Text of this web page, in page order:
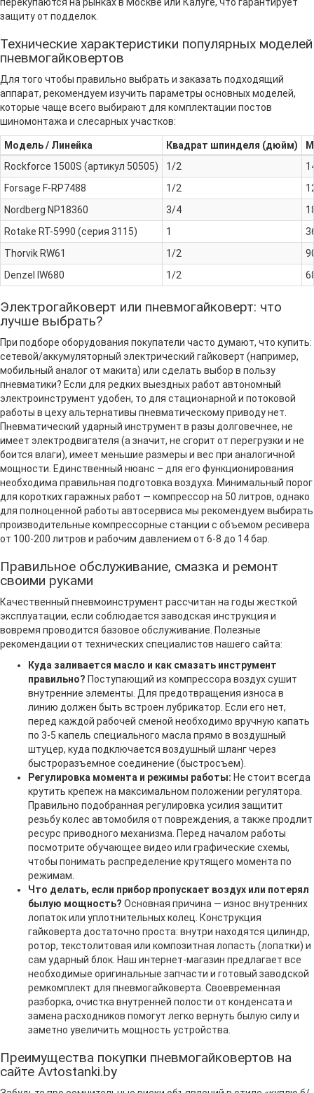
защиту от подделок.
Технические характеристики популярных моделей
пневмогайковертов
Для того чтобы правильно выбрать и заказать подходящий
аппарат, рекомендуем изучить параметры основных моделей,
которые чаще всего выбирают для комплектации постов
шиномонтажа и слесарных участков:
Модель / Линейка Квадрат шпинделя (дюйм)
Rockforce 1500S (артикул 50505)
1/2
Forsage F-RP7488
1/2
Nordberg NP18360
3/4
Rotake RT-5990 (серия 3115)
1
Thorvik RW61
1/2
Denzel IW680
1/2
Электрогайковерт или пневмогайковерт: что
лучше выбрать?
При подборе оборудования покупатели часто думают, что купить:
сетевой/аккумуляторный электрический гайковерт (например,
мобильный аналог от макита) или сделать выбор в пользу
пневматики? Если для редких выездных работ автономный
электроинструмент удобен, то для стационарной и потоковой
работы в цеху альтернативы пневматическому приводу нет.
Пневматический ударный инструмент в разы долговечнее, не
имеет электродвигателя (а значит, не сгорит от перегрузки и не
боится влаги), имеет меньшие размеры и вес при аналогичной
мощности. Единственный нюанс – для его функционирования
необходима правильная подготовка воздуха. Минимальный порог
для коротких гаражных работ — компрессор на 50 литров, однако
для полноценной работы автосервиса мы рекомендуем выбирать
производительные компрессорные станции с объемом ресивера
от 100-200 литров и рабочим давлением от 6-8 до 14 бар.
Правильное обслуживание, смазка и ремонт
своими руками
Качественный пневмоинструмент рассчитан на годы жесткой
эксплуатации, если соблюдается заводская инструкция и
вовремя проводится базовое обслуживание. Полезные
рекомендации от технических специалистов нашего сайта:
Куда заливается масло и как смазать инструмент
правильно? Поступающий из компрессора воздух сушит
внутренние элементы. Для предотвращения износа в
линию должен быть встроен лубрикатор. Если его нет,
перед каждой рабочей сменой необходимо вручную капать
по 3-5 капель специального масла прямо в воздушный
штуцер, куда подключается воздушный шланг через
быстроразъемное соединение (быстросъем).
Регулировка момента и режимы работы: Не стоит всегда
крутить крепеж на максимальном положении регулятора.
Правильно подобранная регулировка усилия защитит
резьбу колес автомобиля от повреждения, а также продлит
ресурс приводного механизма. Перед началом работы
посмотрите обучающее видео или графические схемы,
чтобы понимать распределение крутящего момента по
режимам.
Что делать, если прибор пропускает воздух или потерял
былую мощность? Основная причина — износ внутренних
лопаток или уплотнительных колец. Конструкция
гайковерта достаточно проста: внутри находятся цилиндр,
ротор, текстолитовая или композитная лопасть (лопатки) и
сам ударный блок. Наш интернет-магазин предлагает все
необходимые оригинальные запчасти и готовый заводской
ремкомплект для пневмогайковерта. Своевременная
разборка, очистка внутренней полости от конденсата и
замена расходников помогут легко вернуть былую силу и
заметно увеличить мощность устройства.
Преимущества покупки пневмогайковертов на
сайте Avtostanki.by